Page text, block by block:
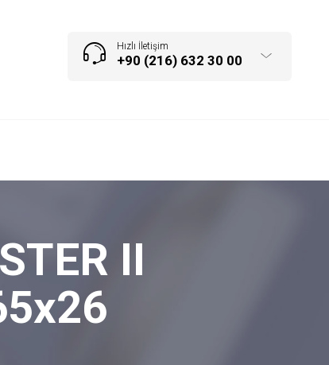
Hızlı İletişim
+90 (216) 632 30 00
II